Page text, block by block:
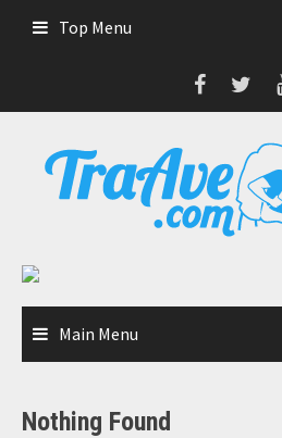
Top Menu
Main Menu
Nothing Found